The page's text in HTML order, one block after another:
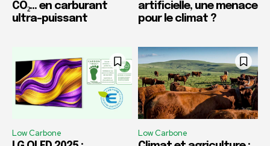
CO₂… en carburant
ultra-puissant
artificielle, une menace
pour le climat ?
Low Carbone Low Carbone